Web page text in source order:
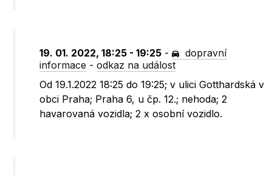
19. 01. 2022, 18:25 - 19:25 -
dopravní
informace -odkaz na událost
Od 19.1.2022 18:25 do 19:25; v ulici Gotthardská v
obci Praha; Praha 6, u čp. 12.; nehoda; 2
havarovaná vozidla; 2 x osobní vozidlo.